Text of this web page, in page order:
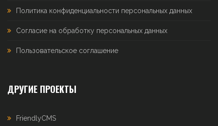
Политика конфиденциальности персональных данных
Согласие на обработку персональных данных
Пользовательское соглашение
ДРУГИЕ ПРОЕКТЫ
FriendlyCMS